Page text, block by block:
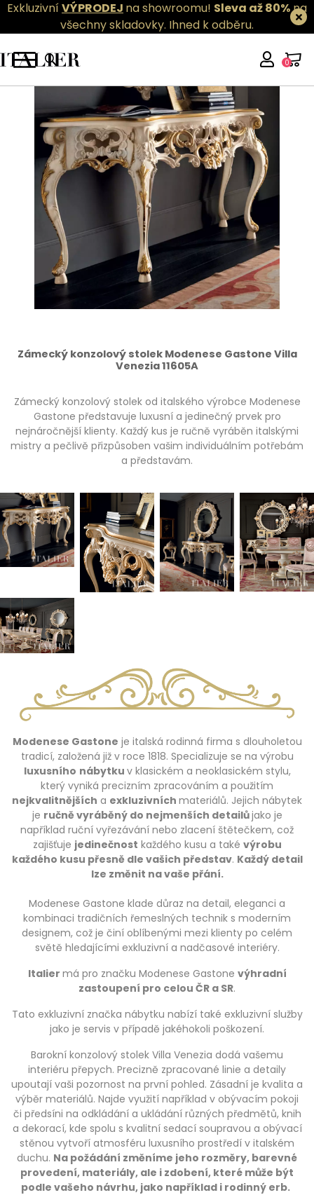
ExkluzivníVÝPRODEJ na showroomu! Sleva až 80%na
všechny skladovky. Ihned k odběru.
0
Zámecký konzolový stolek Modenese Gastone Villa
Venezia 11605A
Zámecký konzolový stolek od italského výrobce Modenese
Gastone představuje luxusní a jedinečný prvek pro
nejnáročnější klienty. Každý kus je ručně vyráběn italskými
mistry a pečlivě přizpůsoben vašim individuálním potřebám
a představám.
Modenese Gastone je italská rodinná firma s dlouholetou
tradicí, založená již v roce 1818. Specializuje se na výrobu
luxusního nábytku v klasickém a neoklasickém stylu,
který vyniká precizním zpracováním a použitím
nejkvalitnějších a exkluzivních materiálů. Jejich nábytek
je ručně vyráběný do nejmenších detailůjako je
například ruční vyřezávání nebo zlacení štětečkem, což
zajišťuje jedinečnost každého kusu a také výrobu
každého kusu přesně dle vašich představ. Každý detail
lze změnit na vaše přání.
Modenese Gastone klade důraz na detail, eleganci a
kombinaci tradičních řemeslných technik s moderním
designem, což je činí oblíbenými mezi klienty po celém
světě hledajícími exkluzivní a nadčasové interiéry.
Italier má pro značku Modenese Gastone výhradní
zastoupení pro celou ČR a SR.
Tato exkluzivní značka nábytku nabízí také exkluzivní služby
jako je servis v případě jakéhokoli poškození.
Barokní konzolový stolek Villa Venezia dodá vašemu
interiéru přepych. Precizně zpracované linie a detaily
upoutají vaši pozornost na první pohled. Zásadní je kvalita a
výběr materiálů. Najde využití například v obývacím pokoji
či předsíni na odkládání a ukládání různých předmětů, knih
a dekorací, kde spolu s kvalitní sedací soupravou a obývací
stěnou vytvoří atmosféru luxusního prostředí v italském
duchu. Na požádání změníme jeho rozměry, barevné
provedení, materiály, ale i zdobení, které může být
podle vašeho návrhu, jako například i rodinný erb.